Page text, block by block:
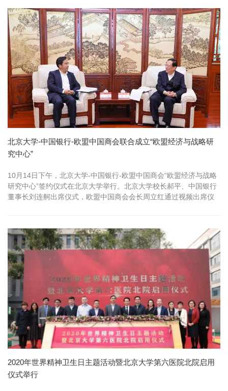
北京大学-中国银行-欧盟中国商会联合成立“欧盟经济与战略研
究中心”
10月14日下午，北京大学-中国银行-欧盟中国商会“欧盟经济与战略
研究中心”签约仪式在北京大学举行。北京大学校长郝平、中国银行
董事长刘连舸出席仪式，欧盟中国商会会长周立红通过视频出席仪
2020年世界精神卫生日主题活动暨北京大学第六医院北院启用
仪式举行